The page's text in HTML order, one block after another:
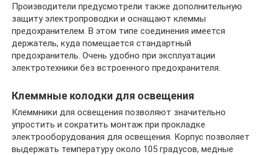
Производители предусмотрели также дополнительную
защиту электропроводки и оснащают клеммы
предохранителем. В этом типе соединения имеется
держатель, куда помещается стандартный
предохранитель. Очень удобно при эксплуатации
электротехники без встроенного предохранителя.
Клеммные колодки для освещения
Клеммники для освещения позволяют значительно
упростить и сократить монтаж при прокладке
электрооборудования для освещения. Корпус позволяет
выдержать температуру около 105 градусов, медные